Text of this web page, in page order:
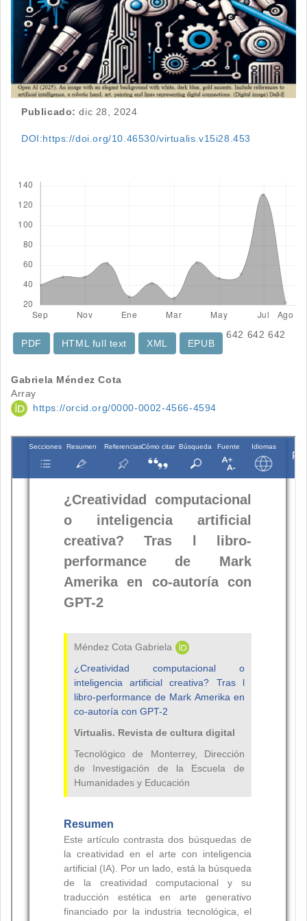
Publicado: dic 28, 2024
DOI:https://doi.org/10.46530/virtualis.v15i28.453
642
PDF
642
HTML full text
XML
642
EPUB
Contenido
principal
artículo
Gabriela Méndez Cota
Array
https://orcid.org/0000-0002-4566-4594